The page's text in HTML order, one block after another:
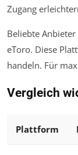
Zugang
Beliebte
eToro. Diese
handeln. Für
Vergleich
Plattform